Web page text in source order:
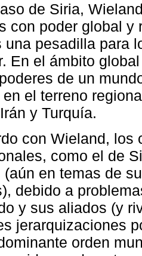
de Siria,
con poder global
una pesadilla para
En el ámbito
de un
en el terreno
y Turquía.
con Wieland, los
como el de
(aún en temas de
debido a
y sus aliados (y
jerarquizaciones
orden